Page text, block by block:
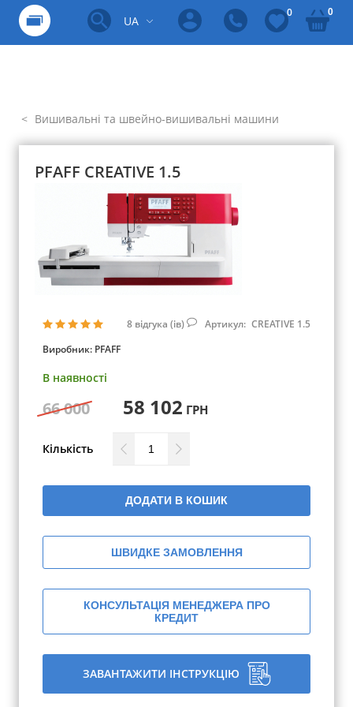
UA
0 0
Вишивальні та швейно-вишивальні машини
PFAFF CREATIVE 1.5
8 відгука (ів) Артикул: CREATIVE 1.5
Виробник: PFAFF
В наявності
66 000 58 102 ГРН
Кількість
ДОДАТИ В КОШИК
ШВИДКЕ ЗАМОВЛЕННЯ
КОНСУЛЬТАЦІЯ МЕНЕДЖЕРА ПРО
КРЕДИТ
ЗАВАНТАЖИТИ ІНСТРУКЦІЮ